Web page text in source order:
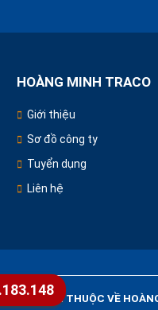
HOÀNG MINH TRACO
Giới thiệu
Sơ đồ công ty
Tuyển dụng
Liên hệ
BẢN QUYỀN THUỘC VỀ